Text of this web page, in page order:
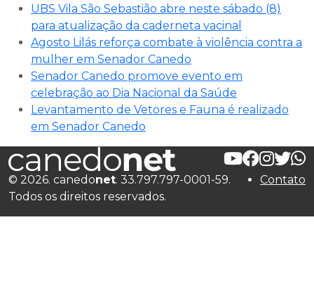
UBS Vila São Sebastião abre neste sábado (8)
para atualização da caderneta vacinal
Agosto Lilás reforça combate à violência contra a
mulher em Senador Canedo
Senador Canedo promove evento em
celebração ao Dia Nacional da Saúde
Levantamento de Vetores e Fauna é realizado
em Senador Canedo
© 2026. canedonet. 33.797.797-0001-59.
Todos os direitos reservados.
Contato